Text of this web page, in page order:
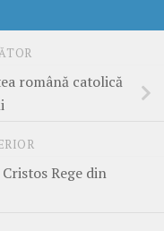
română catolică
Rege din